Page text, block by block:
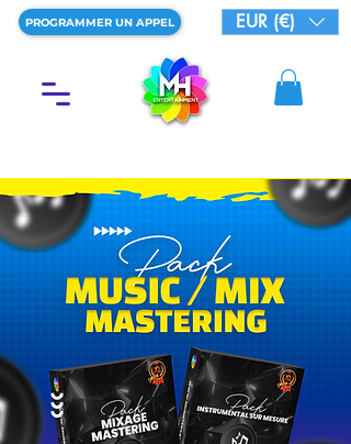
PROGRAMMER UN APPEL EUR (€)